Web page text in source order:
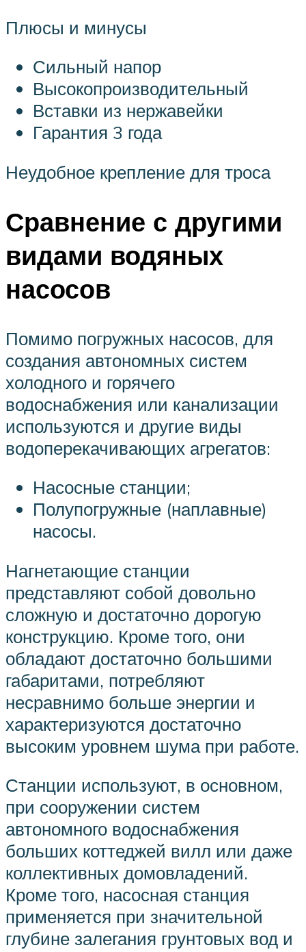
Плюсы и минусы
Сильный напор
Высокопроизводительный
Вставки из нержавейки
Гарантия 3 года
Неудобное крепление для троса
Сравнение с другими
видами водяных
насосов
Помимо погружных насосов, для
создания автономных систем
холодного и горячего
водоснабжения или канализации
используются и другие виды
водоперекачивающих агрегатов:
Насосные станции;
Полупогружные (наплавные)
насосы.
Нагнетающие станции
представляют собой довольно
сложную и достаточно дорогую
конструкцию. Кроме того, они
обладают достаточно большими
габаритами, потребляют
несравнимо больше энергии и
характеризуются достаточно
высоким уровнем шума при работе.
Станции используют, в основном,
при сооружении систем
автономного водоснабжения
больших коттеджей вилл или даже
коллективных домовладений.
Кроме того, насосная станция
применяется при значительной
глубине залегания грунтовых вод и